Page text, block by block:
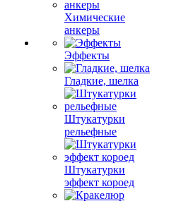
Химические
анкеры
Эффекты
Гладкие, шелка
Штукатурки
рельефные
Штукатурки
эффект короед